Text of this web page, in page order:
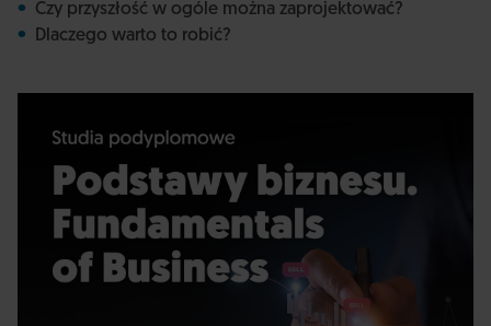
Czy przyszłość w ogóle można zaprojektować?
Dlaczego warto to robić?